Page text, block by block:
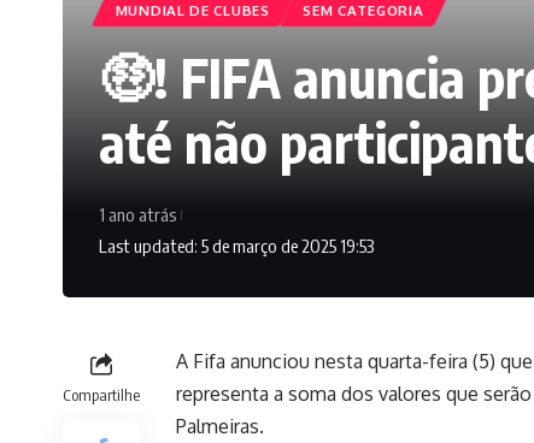
MUNDIAL DE CLUBES SEM CATEGORIA
🤑! FIFA anuncia
até não
Last updated: 5 de março de 2025 19:53
1 ano atrás
Compartilhe
A Fifa anunciou nesta quarta-feira (5)
representa a soma dos valores que
Palmeiras.